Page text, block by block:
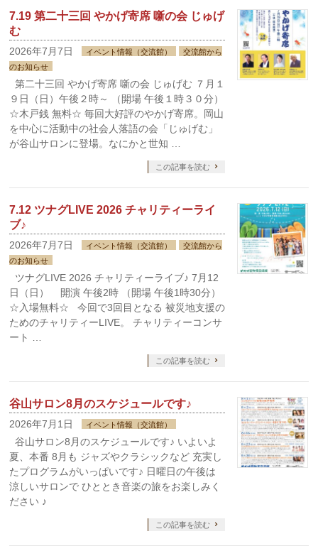
7.19 第二十三回 やかげ寄席 噺の会 じゅげ
む
2026年7月7日 イベント情報（交流館）
交流館から
のお知らせ
第二十三回 やかげ寄席 噺の会 じゅげむ ７月１
９日（日）午後２時～ （開場 午後１時３０分）
☆木戸銭 無料☆ 毎回大好評のやかげ寄席。岡山
を中心に活動中の社会人落語の会「じゅげむ」
が谷山サロンに登場。なにかと世知 …
この記事を読む
7.12 ツナグLIVE 2026 チャリティーライ
ブ♪
2026年7月7日 イベント情報（交流館）
交流館から
のお知らせ
ツナグLIVE 2026 チャリティーライブ♪ 7月12
日（日） 開演 午後2時 （開場 午後1時30分）
☆入場無料☆ 今回で3回目となる 被災地支援の
ためのチャリティーLIVE。 チャリティーコンサ
ート …
この記事を読む
谷山サロン8月のスケジュールです♪
2026年7月1日 イベント情報（交流館）
谷山サロン8月のスケジュールです♪ いよいよ
夏、本番 8月も ジャズやクラシックなど 充実し
たプログラムがいっぱいです♪ 日曜日の午後は
涼しいサロンで ひととき音楽の旅をお楽しみく
ださい ♪
この記事を読む